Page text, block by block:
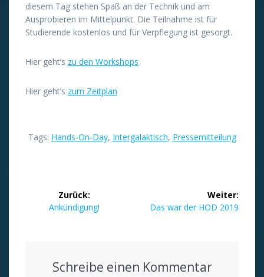
diesem Tag stehen Spaß an der Technik und am
Ausprobieren im Mittelpunkt. Die Teilnahme ist für
Studierende kostenlos und für Verpflegung ist gesorgt.
Hier geht’s zu den Workshops
Hier geht’s zum Zeitplan
Tags: Hands-On-Day, Intergalaktisch, Pressemitteilung
Beitragsnavigation
Zurück:
Vorheriger
Ankündigung!
Weiter:
Nächster
Das war der HOD 2019
Schreibe einen Kommentar